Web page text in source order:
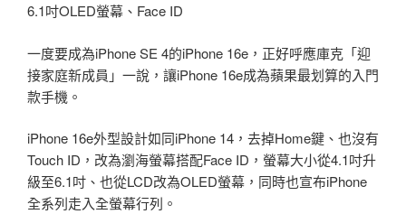
6.1吋OLED螢幕、Face ID
一度要成為iPhone SE 4的iPhone 16e，正好呼應庫克「迎
接家庭新成員」一說，讓iPhone 16e成為蘋果最划算的入門
款手機。
iPhone 16e外型設計如同iPhone 14，去掉Home鍵、也沒有
Touch ID，改為瀏海螢幕搭配Face ID，螢幕大小從4.1吋升
級至6.1吋、也從LCD改為OLED螢幕，同時也宣布iPhone
全系列走入全螢幕行列。